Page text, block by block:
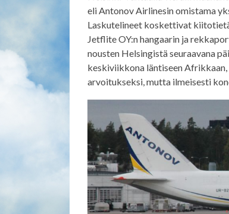
eli Antonov Airlinesin omistama
Laskutelineet koskettivat
Jetflite OY:n hangaarin ja
nousten Helsingistä seuraavana
keskiviikkona läntiseen
arvoitukseksi, mutta ilmeisesti